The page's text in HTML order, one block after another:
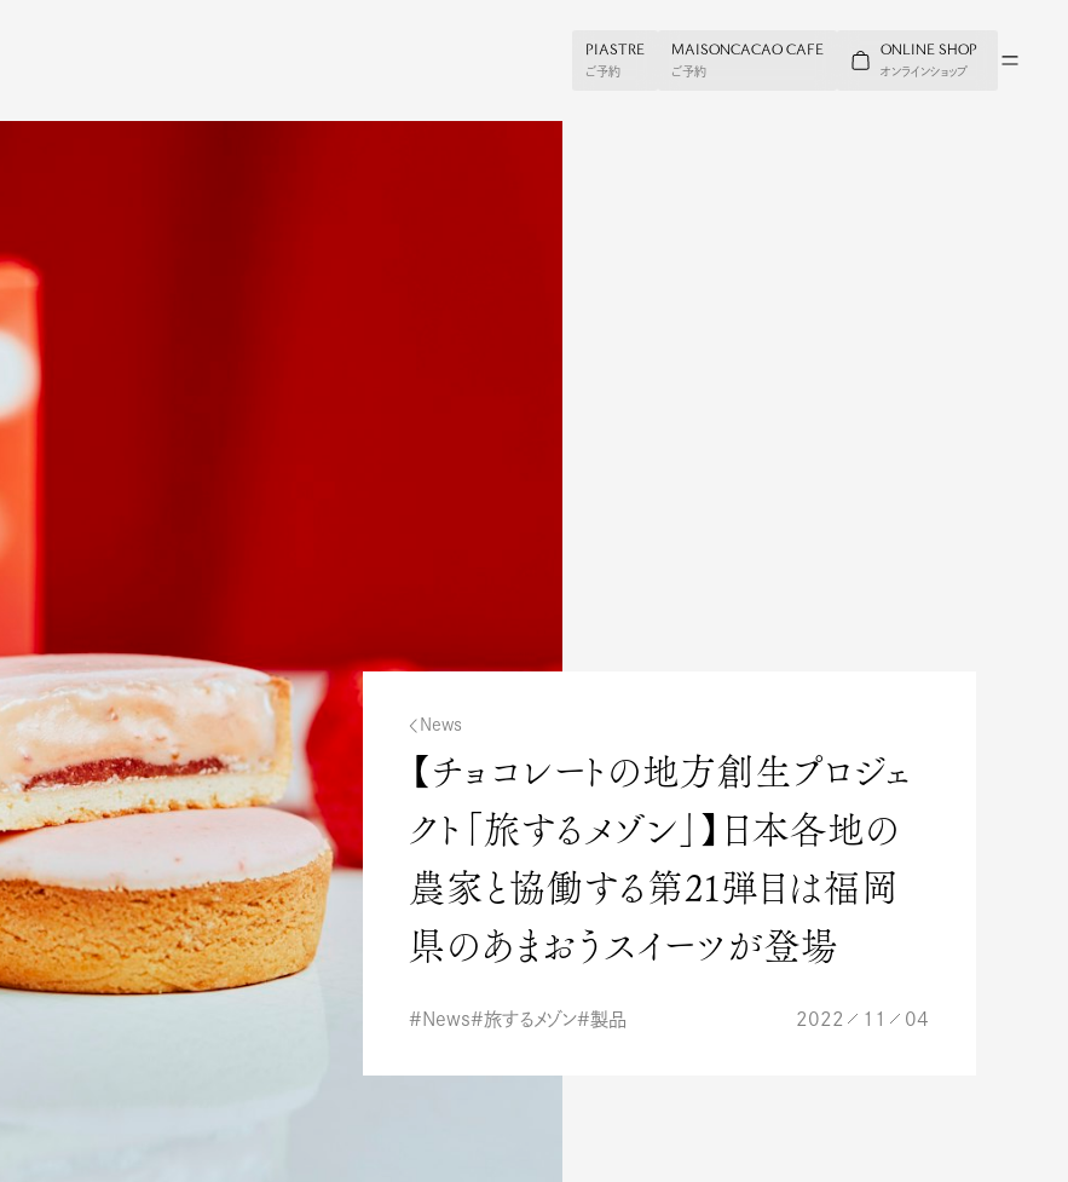
PIASTRE
ご予約
MAISONCACAO CAFE
ご予約
ONLINE SHOP
オンラインショップ
PIASTRE
ご予約
MAISONCACAO CAFE
ご予約
ONLINE SHOP
オンラインショップ
News
【チョコレートの地方創生プロジェ
クト「旅するメゾン」】日本各地の
農家と協働する第21弾目は福岡
県のあまおうスイーツが登場
2022 11 04
News 旅するメゾン 製品